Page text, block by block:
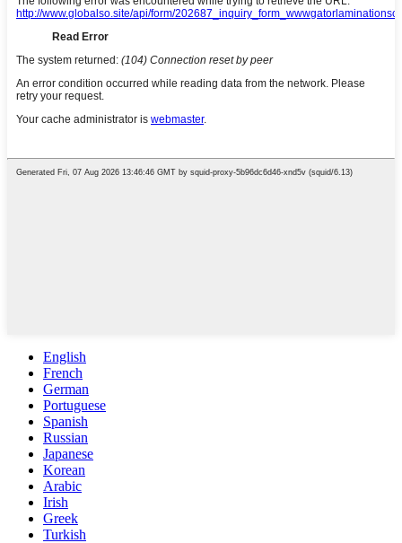
English
French
German
Portuguese
Spanish
Russian
Japanese
Korean
Arabic
Irish
Greek
Turkish